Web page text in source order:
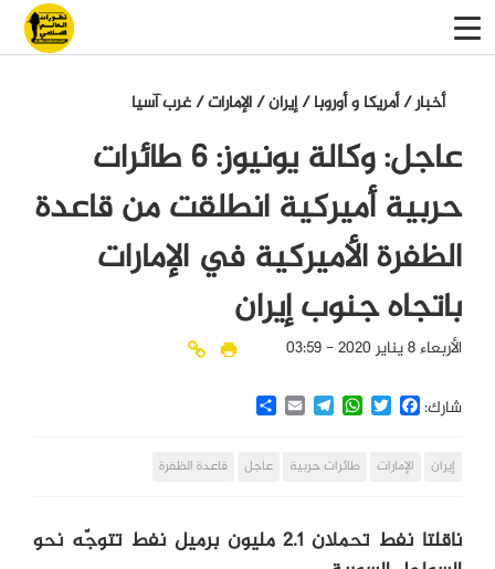
أخبار/أمريكا و أوروبا/إيران/الإمارات/غرب آسيا
عاجل: وكالة يونيوز: 6 طائرات
حربية أميركية انطلقت من قاعدة
الظفرة الأميركية في الإمارات
باتجاه جنوب إيران
الأربعاء 8 يناير 2020 - 03:59
شارك: Facebook
Twitter
WhatsApp
Telegram
Email
Share
إيران الإمارات طائرات حربية عاجل قاعدة الظفرة
ناقلتا نفط تحملان 2.1 مليون برميل نفط تتوجّه نحو